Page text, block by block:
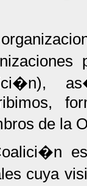
de la
cuya